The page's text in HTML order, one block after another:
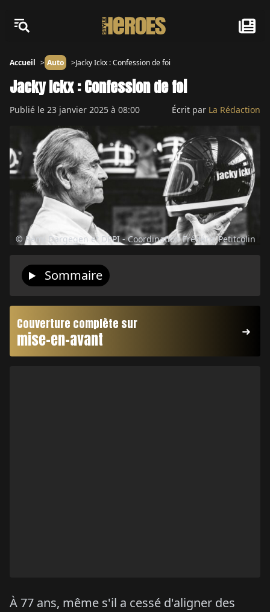
Accueil Auto Jacky Ickx : Confession de foi
Jacky Ickx : Confession de foi
Publié le 23 janvier 2025 à 08:00 Écrit par La Rédaction
© Rémi Dargegen et DPPI - Coordination Frédéric Petitcolin
Sommaire
Couverture complète sur
mise-en-avant
À 77 ans, même s'il a cessé d'aligner des